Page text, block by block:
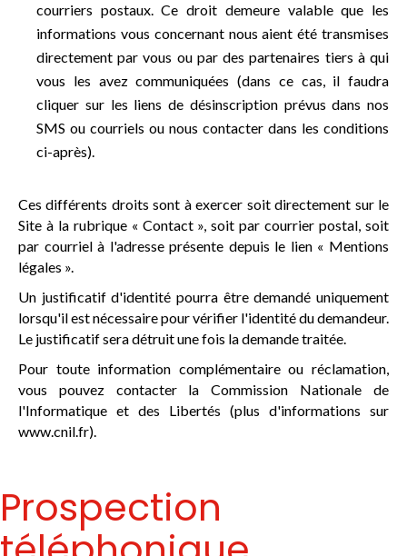
courriers postaux. Ce droit demeure valable que les
informations vous concernant nous aient été transmises
directement par vous ou par des partenaires tiers à qui
vous les avez communiquées (dans ce cas, il faudra
cliquer sur les liens de désinscription prévus dans nos
SMS ou courriels ou nous contacter dans les conditions
ci-après).
Ces différents droits sont à exercer soit directement sur le
Site à la rubrique « Contact », soit par courrier postal, soit
par courriel à l'adresse présente depuis le lien « Mentions
légales ».
Un justificatif d'identité pourra être demandé uniquement
lorsqu'il est nécessaire pour vérifier l'identité du demandeur.
Le justificatif sera détruit une fois la demande traitée.
Pour toute information complémentaire ou réclamation,
vous pouvez contacter la Commission Nationale de
l'Informatique et des Libertés (plus d'informations sur
www.cnil.fr).
Prospection